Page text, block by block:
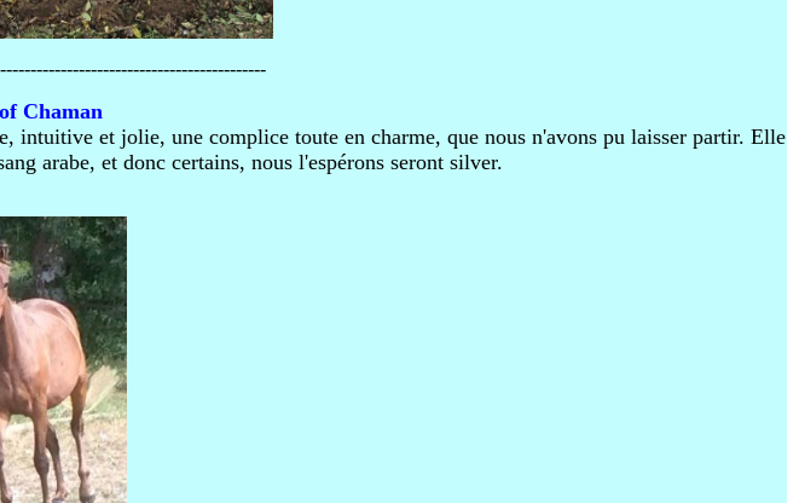
Chaman
et jolie, une complice toute en charme, que nous n'avons pu laisser partir. Elle
arabe, et donc certains, nous l'espérons seront silver.